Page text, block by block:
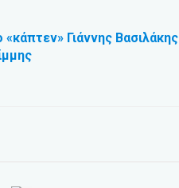
Γιάννης Βασιλάκης